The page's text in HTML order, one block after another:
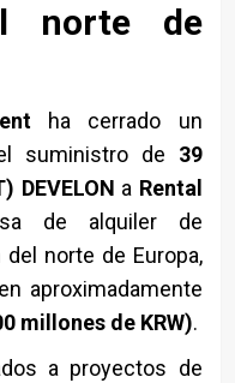
norte de
ha cerrado un
suministro de 39
DEVELON a Rental
de alquiler de
norte de Europa,
aproximadamente
millones de KRW).
a proyectos de